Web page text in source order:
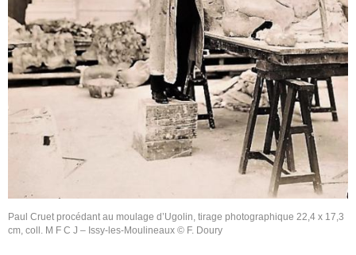
Paul Cruet procédant au moulage d’Ugolin, tirage photographique 22,4 x 17,3
cm, coll. M F C J – Issy-les-Moulineaux © F. Doury